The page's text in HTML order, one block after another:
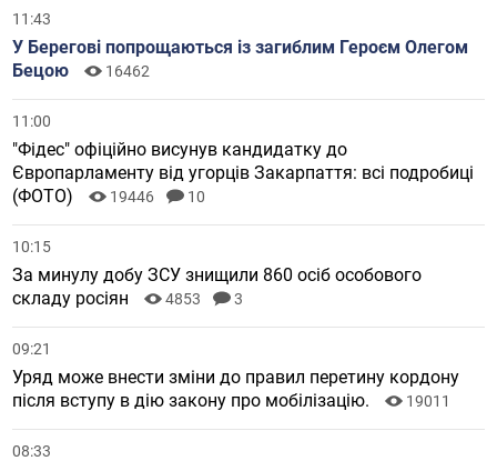
11:43
У Берегові попрощаються із загиблим Героєм Олегом
Бецою
16462
11:00
"Фідес" офіційно висунув кандидатку до
Європарламенту від угорців Закарпаття: всі подробиці
(ФОТО)
19446 10
10:15
За минулу добу ЗСУ знищили 860 осіб особового
складу росіян
4853 3
09:21
Уряд може внести зміни до правил перетину кордону
після вступу в дію закону про мобілізацію.
19011
08:33